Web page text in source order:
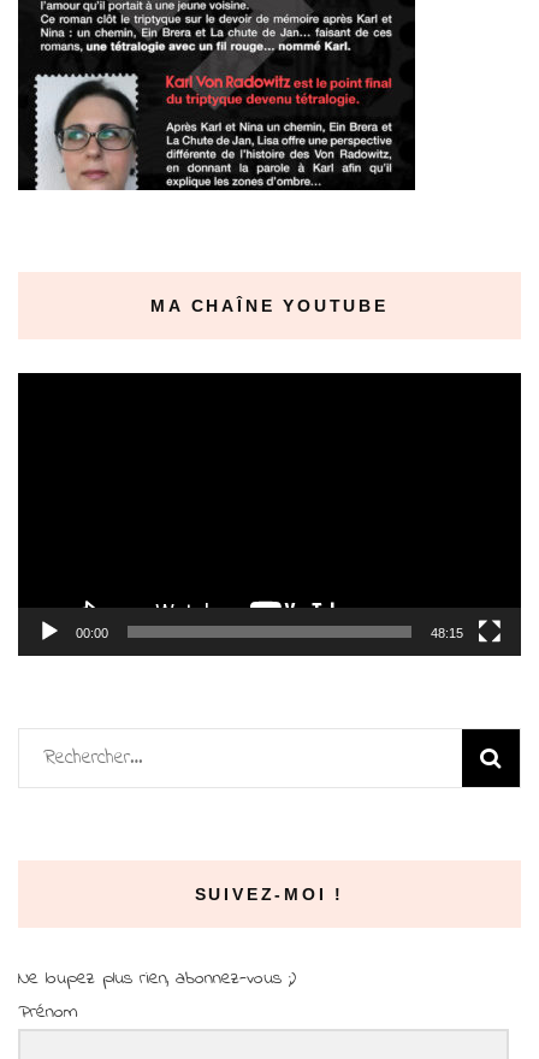
MA CHAÎNE YOUTUBE
00:00 48:15
Rechercher :
SUIVEZ-MOI !
Ne loupez plus rien, abonnez-vous ;)
Prénom